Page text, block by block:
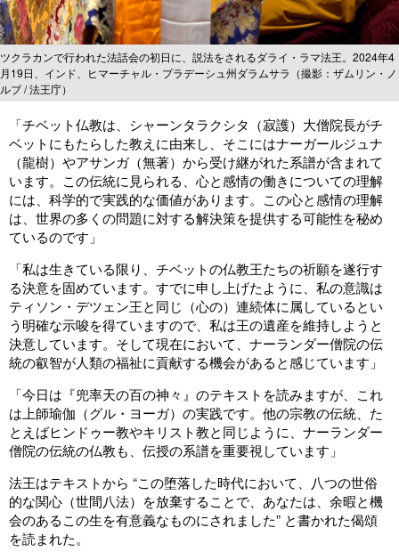
ツクラカンで行われた法話会の初日に、説法をされるダライ・ラマ法王。2024年4
月19日、インド、ヒマーチャル・プラデーシュ州ダラムサラ（撮影：ザムリン・ノ
ルブ / 法王庁）
「チベット仏教は、シャーンタラクシタ（寂護）大僧院長がチ
ベットにもたらした教えに由来し、そこにはナーガールジュナ
（龍樹）やアサンガ（無著）から受け継がれた系譜が含まれて
います。この伝統に見られる、心と感情の働きについての理解
には、科学的で実践的な価値があります。この心と感情の理解
は、世界の多くの問題に対する解決策を提供する可能性を秘め
ているのです」
「私は生きている限り、チベットの仏教王たちの祈願を遂行す
る決意を固めています。すでに申し上げたように、私の意識は
ティソン・デツェン王と同じ（心の）連続体に属しているとい
う明確な示唆を得ていますので、私は王の遺産を維持しようと
決意しています。そして現在において、ナーランダー僧院の伝
統の叡智が人類の福祉に貢献する機会があると感じています」
「今日は『兜率天の百の神々』のテキストを読みますが、これ
は上師瑜伽（グル・ヨーガ）の実践です。他の宗教の伝統、た
とえばヒンドゥー教やキリスト教と同じように、ナーランダー
僧院の伝統の仏教も、伝授の系譜を重要視しています」
法王はテキストから “この堕落した時代において、八つの世俗
的な関心（世間八法）を放棄することで、あなたは、余暇と機
会のあるこの生を有意義なものにされました” と書かれた偈頌
を読まれた。